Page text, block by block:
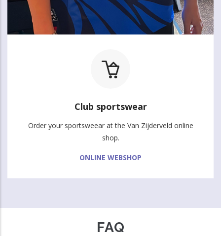
Club sportswear
Order your sportsweear at the Van Zijderveld online
shop.
ONLINE WEBSHOP
FAQ